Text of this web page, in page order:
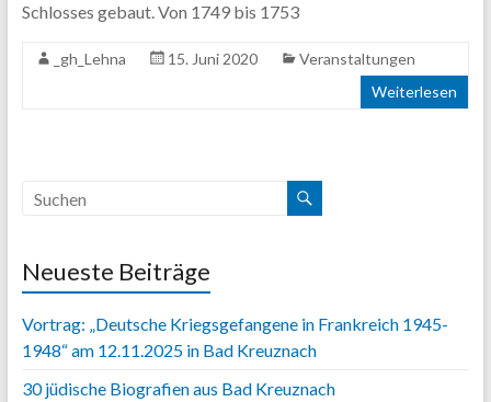
Schlosses gebaut. Von 1749 bis 1753
_gh_Lehna 15. Juni 2020
Veranstaltungen
Weiterlesen
Neueste Beiträge
Vortrag: „Deutsche Kriegsgefangene in Frankreich 1945-
1948“ am 12.11.2025 in Bad Kreuznach
30 jüdische Biografien aus Bad Kreuznach